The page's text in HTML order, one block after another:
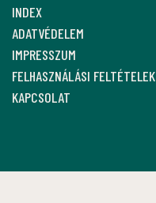
INDEX
ADATVÉDELEM
IMPRESSZUM
FELHASZNÁLÁSI FELTÉTELEK
KAPCSOLAT